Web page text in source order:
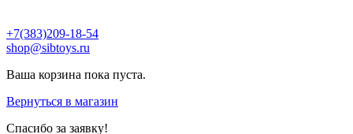
+7(383)209-18-54
shop@sibtoys.ru
Ваша корзина пока пуста.
Вернуться в магазин
Спасибо за заявку!